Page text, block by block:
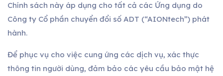
Chính sách này áp dụng cho tất cả các Ứng dụng do
Công ty Cổ phần chuyển đổi số ADT (“AIONtech”) phát
hành.
Để phục vụ cho việc cung ứng các dịch vụ, xác thực
thông tin người dùng, đảm bảo các yêu cầu bảo mật hệ